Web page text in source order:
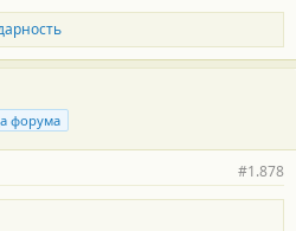
форума
#1.878